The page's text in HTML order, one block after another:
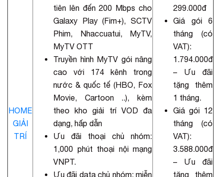
HOME
GIẢI
TRÍ
tiên lên đến 200 Mbps cho
Galaxy Play (Fim+), SCTV
Phim, Nhaccuatui, MyTV,
MyTV OTT
Truyền hình MyTV gói nâng
cao với 174 kênh trong
nước & quốc tế (HBO, Fox
Movie, Cartoon ..), kèm
theo kho giải trí VOD đa
dạng, hấp dẫn
Ưu đãi thoại chủ nhóm:
1,000 phút thoại nội mạng
VNPT.
Ưu đãi data chủ nhóm: miễn
299.000đ
Giá gói 6
tháng (có
VAT):
1.794.000đ
– Ưu đãi
tặng thêm
1 tháng.
Giá gói 12
tháng (có
VAT):
3.588.000đ
– Ưu đãi
tặng thêm